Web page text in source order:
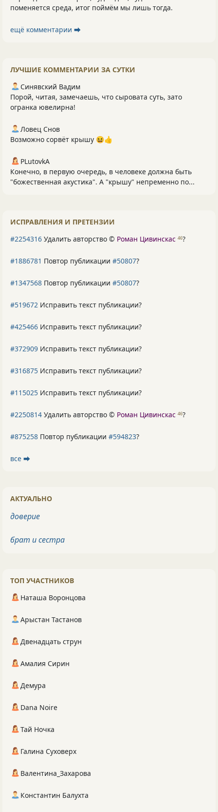
поменяется среда, итог поймём мы лишь тогда.
ещё комментарии ⮕
ЛУЧШИЕ КОММЕНТАРИИ ЗА СУТКИ
Синявский Вадим
Порой, читая, замечаешь, что сыровата суть, зато
огранка ювелирна!
Ловец Снов
Возможно сорвёт крышу 😆👍
PLutоvkА
Конечно, в первую очередь, в человеке должна быть
"божественная акустика". А "крышу" непременно по...
ИСПРАВЛЕНИЯ И ПРЕТЕНЗИИ
#2254316 Удалить авторство © Роман Цивинскас 46?
#1886781 Повтор публикации #50807?
#1347568 Повтор публикации #50807?
#519672 Исправить текст публикации?
#425466 Исправить текст публикации?
#372909 Исправить текст публикации?
#316875 Исправить текст публикации?
#115025 Исправить текст публикации?
#2250814 Удалить авторство © Роман Цивинскас 46?
#875258 Повтор публикации #594823?
все ⮕
АКТУАЛЬНО
доверие
брат и сестра
ТОП УЧАСТНИКОВ
Наташа Воронцова
Арыстан Тастанов
Двенадцать струн
Амалия Сирин
Демура
Dana Noire
Тай Ночка
Галина Суховерх
Валентина_Захарова
Константин Балухта